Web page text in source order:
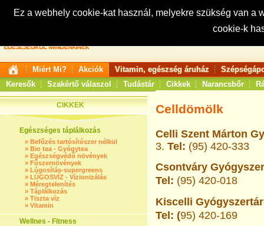
Ez a webhely cookie-kat használ, melyekre szükség van
cookie-k
Keresés:
Miért Mi? Akciók Vitamin, egészség áruház
Keresők
Szakértő válaszol Tudástár Cikkek Narancsbőr
CIKKEK
Egészséges táplálkozás
» Befőzés tartósítószer nélkül
» Bio tea - Gyógytea
» Egészségvédő növények
» Fűszernövények
» Lúgosítás-supergreens
» LÚGOSVÍZ - Vízionizálás
» Méregtelenítés
» Táplálkozás
» Tiszta víz
» Vitamin
Wellnes - Fitness
Celldömölk
Celli Szent Márton
3. Tel: (95) 420-333
Csontváry
Tel: (95) 420-018
Kiscelli
Tel: (95) 420-169